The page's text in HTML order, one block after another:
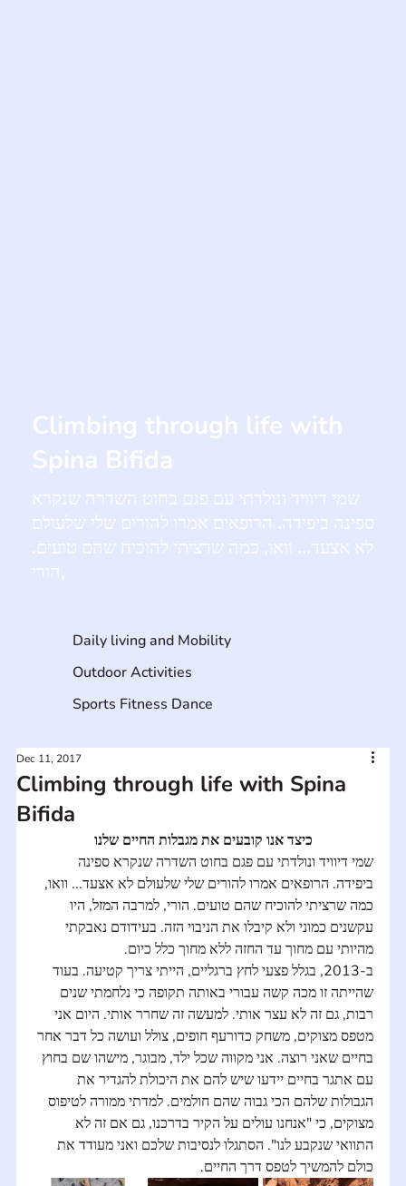
Climbing through life with Spina
Bifida
Dec 11, 2017
כיצד אנו קובעים את מגבלות החיים שלנו
שמי דיוויד ונולדתי עם פגם בחוט השדרה שנקרא ספינה
ביפידה. הרופאים אמרו להורים שלי שלעולם לא אצעד... וואו,
כמה שרציתי להוכיח שהם טועים. הורי, למרבה המזל, היו
עקשנים כמוני ולא קיבלו את הניבוי הזה. בעידודם נאבקתי
מהיותי עם מחוך עד החזה ללא מחוך כלל כיום.
ב-2013, בגלל פצעי לחץ ברגליים, הייתי צריך קטיעה. בעוד
שהייתה זו מכה קשה עבורי באותה תקופה כי נלחמתי שנים
רבות, גם זה לא עצר אותי. למעשה זה שחרר אותי. היום אני
מטפס מצוקים, משחק כדורעף חופים, צולל ועושה כל דבר אחר
בחיים שאני רוצה. אני מקווה שכל ילד, מבוגר, מישהו שם בחוץ
עם אתגר בחיים יידעו שיש להם את היכולת להגדיר את
הגבולות שלהם הכי גבוה שהם חולמים. למדתי ממורה לטיפוס
מצוקים, כי "אנחנו עולים על הקיר בדרכנו, גם אם זה לא
התוואי שנקבע לנו". הסתגלו לנסיבות שלכם ואני מעודד את
כולם להמשיך לטפס דרך החיים.
Daily living and Mobility
Outdoor Activities
Sports Fitness Dance
Climbing through life with
Spina Bifida
שמי דיוויד ונולדתי עם פגם בחוט השדרה שנקרא
ספינה ביפידה. הרופאים אמרו להורים שלי שלעולם
לא אצעד... וואו, כמה שרציתי להוכיח שהם טועים.
הורי,